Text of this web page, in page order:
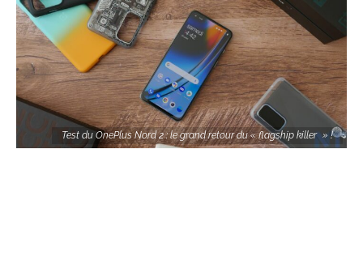
Test du OnePlus Nord 2 : le grand retour du « flagship killer » !